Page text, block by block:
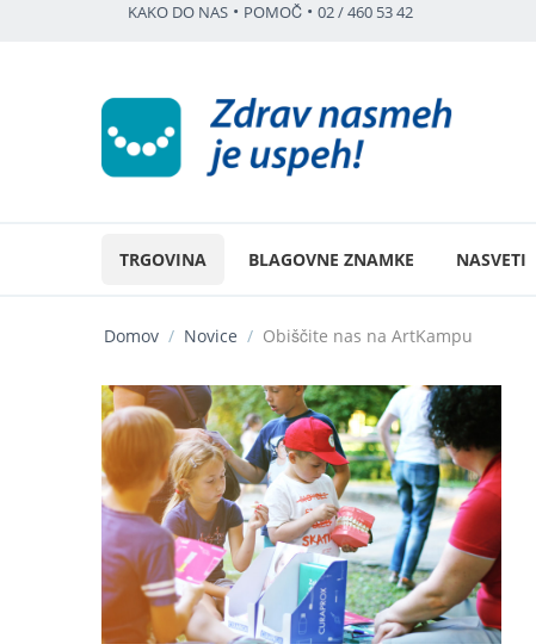
KAKO DO NAS • POMOČ • 02 / 460 53 42
TRGOVINA BLAGOVNE ZNAMKE NASVETI
Domov / Novice / Obiščite nas na ArtKampu